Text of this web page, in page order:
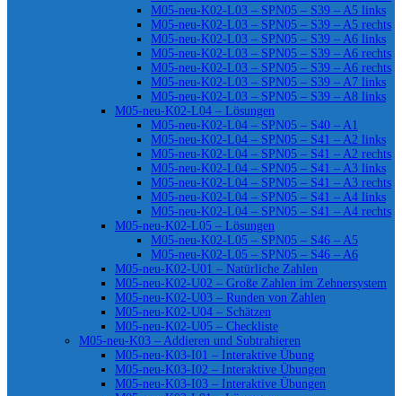
M05-neu-K02-L03 – SPN05 – S39 – A5 links
M05-neu-K02-L03 – SPN05 – S39 – A5 rechts
M05-neu-K02-L03 – SPN05 – S39 – A6 links
M05-neu-K02-L03 – SPN05 – S39 – A6 rechts
M05-neu-K02-L03 – SPN05 – S39 – A6 rechts
M05-neu-K02-L03 – SPN05 – S39 – A7 links
M05-neu-K02-L03 – SPN05 – S39 – A8 links
M05-neu-K02-L04 – Lösungen
M05-neu-K02-L04 – SPN05 – S40 – A1
M05-neu-K02-L04 – SPN05 – S41 – A2 links
M05-neu-K02-L04 – SPN05 – S41 – A2 rechts
M05-neu-K02-L04 – SPN05 – S41 – A3 links
M05-neu-K02-L04 – SPN05 – S41 – A3 rechts
M05-neu-K02-L04 – SPN05 – S41 – A4 links
M05-neu-K02-L04 – SPN05 – S41 – A4 rechts
M05-neu-K02-L05 – Lösungen
M05-neu-K02-L05 – SPN05 – S46 – A5
M05-neu-K02-L05 – SPN05 – S46 – A6
M05-neu-K02-U01 – Natürliche Zahlen
M05-neu-K02-U02 – Große Zahlen im Zehnersystem
M05-neu-K02-U03 – Runden von Zahlen
M05-neu-K02-U04 – Schätzen
M05-neu-K02-U05 – Checkliste
M05-neu-K03 – Addieren und Subtrahieren
M05-neu-K03-I01 – Interaktive Übung
M05-neu-K03-I02 – Interaktive Übungen
M05-neu-K03-I03 – Interaktive Übungen